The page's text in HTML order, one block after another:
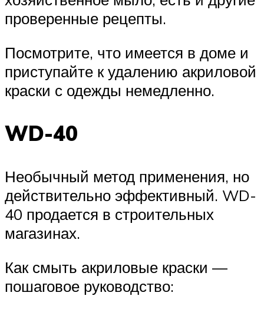
проверенные рецепты.
Посмотрите, что имеется в доме и
приступайте к удалению акриловой
краски с одежды немедленно.
WD-40
Необычный метод применения, но
действительно эффективный. WD-
40 продается в строительных
магазинах.
Как смыть акриловые краски —
пошаговое руководство: